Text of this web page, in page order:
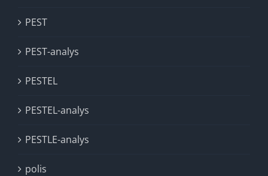
PEST
PEST-analys
PESTEL
PESTEL-analys
PESTLE-analys
polis